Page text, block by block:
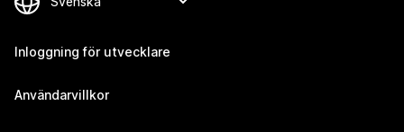
Inloggning för utvecklare
Användarvillkor